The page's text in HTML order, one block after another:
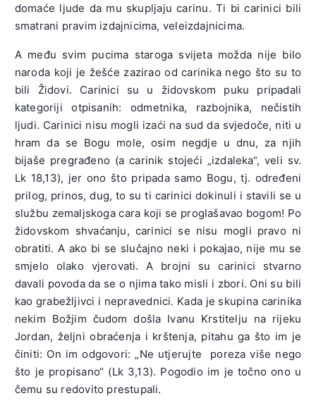
domaće ljude da mu skupljaju carinu. Ti bi carinici bili
smatrani pravim izdajnicima, veleizdajnicima.
A među svim pucima staroga svijeta možda nije bilo
naroda koji je žešće zazirao od carinika nego što su to
bili Židovi. Carinici su u židovskom puku pripadali
kategoriji otpisanih: odmetnika, razbojnika, nečistih
ljudi. Carinici nisu mogli izaći na sud da svjedoče, niti u
hram da se Bogu mole, osim negdje u dnu, za njih
bijaše pregrađeno (a carinik stojeći „izdaleka“, veli sv.
Lk 18,13), jer ono što pripada samo Bogu, tj. određeni
prilog, prinos, dug, to su ti carinici dokinuli i stavili se u
službu zemaljskoga cara koji se proglašavao bogom! Po
židovskom shvaćanju, carinici se nisu mogli pravo ni
obratiti. A ako bi se slučajno neki i pokajao, nije mu se
smjelo olako vjerovati. A brojni su carinici stvarno
davali povoda da se o njima tako misli i zbori. Oni su bili
kao grabežljivci i nepravednici. Kada je skupina carinika
nekim Božjim čudom došla Ivanu Krstitelju na rijeku
Jordan, željni obraćenja i krštenja, pitahu ga što im je
činiti: On im odgovori: „Ne utjerujte poreza više nego
što je propisano“ (Lk 3,13). Pogodio im je točno ono u
čemu su redovito prestupali.